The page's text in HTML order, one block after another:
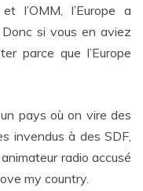
l’OMM, l’Europe a
si vous en aviez
parce que l’Europe
pays où on vire des
invendus à des SDF,
radio accusé
my country.